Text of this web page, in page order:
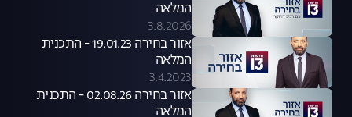
המלאה
3.8.2026
אזור בחירה 19.01.23 - התכנית
המלאה
3.4.2023
אזור בחירה 02.08.26 - התכנית
המלאה